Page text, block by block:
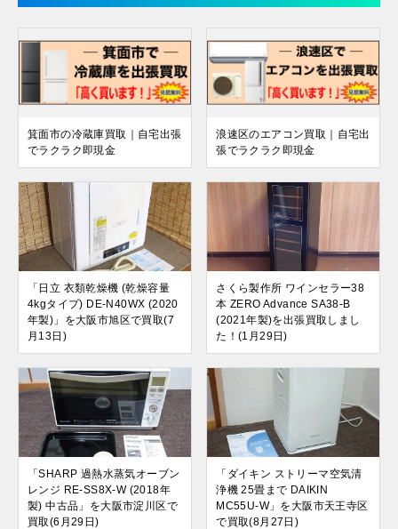
箕面市の冷蔵庫買取｜自宅出張
でラクラク即現金
浪速区のエアコン買取｜自宅出
張でラクラク即現金
「日立 衣類乾燥機 (乾燥容量
4kgタイプ) DE-N40WX (2020
年製)」を大阪市旭区で買取(7
月13日)
さくら製作所 ワインセラー38
本 ZERO Advance SA38-B
(2021年製)を出張買取しまし
た！(1月29日)
「SHARP 過熱水蒸気オーブン
レンジ RE-SS8X-W (2018年
製) 中古品」を大阪市淀川区で
買取(6月29日)
「ダイキン ストリーマ空気清
浄機 25畳まで DAIKIN
MC55U-W」を大阪市天王寺区
で買取(8月27日)